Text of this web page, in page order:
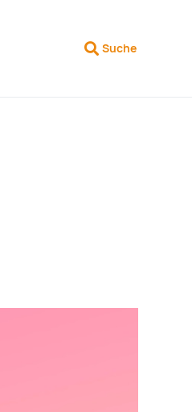
Suche